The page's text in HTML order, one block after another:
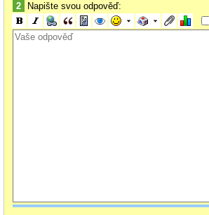
2 Napište svou odpověď: